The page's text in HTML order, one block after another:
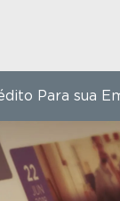
Para sua